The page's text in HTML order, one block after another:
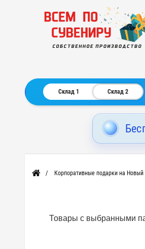
Склад 1 Склад 2
Главная Корпоративные подарки на Новый
Товары с выбранными